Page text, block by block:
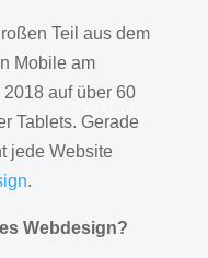
Teil aus dem
Mobile am
auf über 60
Tablets. Gerade
jede Website
.
Webdesign?